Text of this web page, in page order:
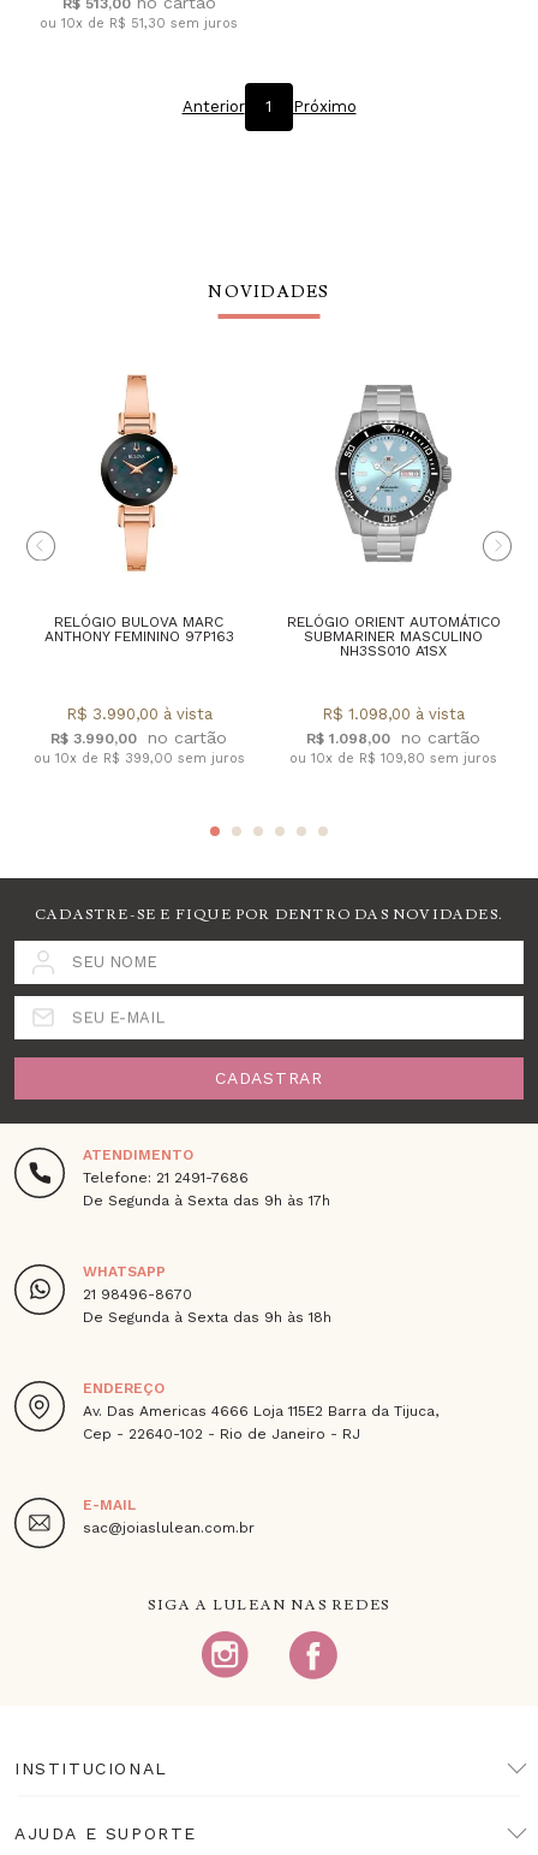
R$ 513,00
ou 10x de R$ 51,30 sem juros
Anterior 1 Próximo
NOVIDADES
RELÓGIO BULOVA MARC
ANTHONY FEMININO 97P163
R$ 3.990,00
R$ 3.990,00 à vista
ou 10x de R$ 399,00 sem juros
RELÓGIO ORIENT AUTOMÁTICO
SUBMARINER MASCULINO
NH3SS010 A1SX
R$ 1.098,00
R$ 1.098,00 à vista
ou 10x de R$ 109,80 sem juros
CADASTRE-SE E FIQUE POR DENTRO DAS NOVIDADES.
SEU NOME
SEU E-MAIL
CADASTRAR
ATENDIMENTO
Telefone: 21 2491-7686
De Segunda à Sexta das 9h às 17h
WHATSAPP
21 98496-8670
De Segunda à Sexta das 9h às 18h
ENDEREÇO
Av. Das Americas 4666 Loja 115E2 Barra da Tijuca,
Cep - 22640-102 - Rio de Janeiro - RJ
E-MAIL
sac@joiaslulean.com.br
SIGA A LULEAN NAS REDES
INSTITUCIONAL
AJUDA E SUPORTE